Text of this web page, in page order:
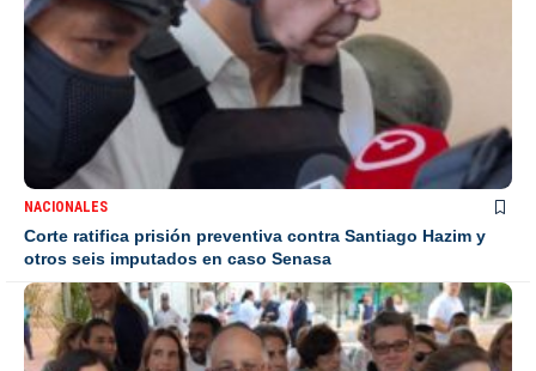
NACIONALES
Corte ratifica prisión preventiva contra Santiago Hazim y
otros seis imputados en caso Senasa